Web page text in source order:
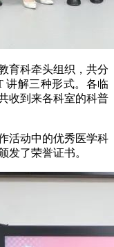
育科牵头组织，共分
讲解三种形式。各临
收到来各科室的科普
活动中的优秀医学科
发了荣誉证书。